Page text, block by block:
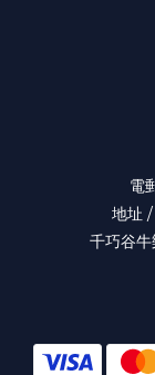
電
地址
千巧谷